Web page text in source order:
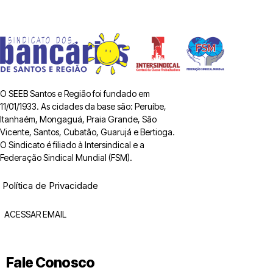
O SEEB Santos e Região foi fundado em
11/01/1933. As cidades da base são: Peruíbe,
Itanhaém, Mongaguá, Praia Grande, São
Vicente, Santos, Cubatão, Guarujá e Bertioga.
O Sindicato é filiado à Intersindical e a
Federação Sindical Mundial (FSM).
Política de Privacidade
ACESSAR EMAIL
Fale Conosco